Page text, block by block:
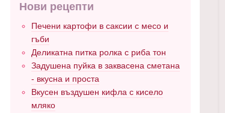
Нови рецепти
Печени картофи в саксии с месо и
гъби
Деликатна питка ролка с риба тон
Задушена пуйка в заквасена сметана
- вкусна и проста
Вкусен въздушен кифла с кисело
мляко